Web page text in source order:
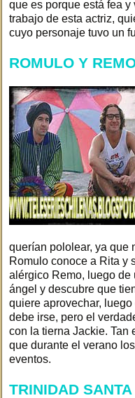
que es porque está fea y
trabajo de esta actriz,
cuyo personaje tuvo un
ROMULO Y
querían pololear, ya que
Romulo conoce a Rita y
alérgico Remo, luego de
ángel y descubre que
quiere aprovechar,
debe irse, pero el
con la tierna Jackie. Tan
que durante el verano
eventos.
TRINIDAD SANTA